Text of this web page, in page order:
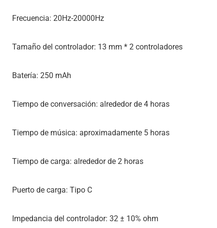
Frecuencia: 20Hz-20000Hz
Tamaño del controlador: 13 mm * 2 controladores
Batería: 250 mAh
Tiempo de conversación: alrededor de 4 horas
Tiempo de música: aproximadamente 5 horas
Tiempo de carga: alrededor de 2 horas
Puerto de carga: Tipo C
Impedancia del controlador: 32 ± 10% ohm